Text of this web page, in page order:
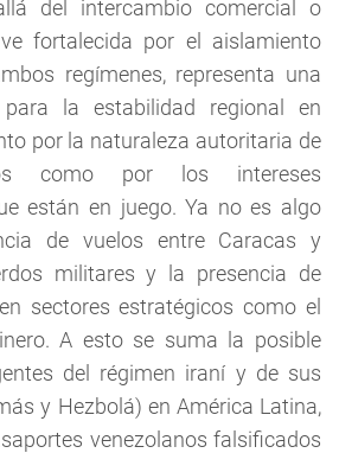
del intercambio comercial o
fortalecida por el aislamiento
regímenes, representa una
la estabilidad regional en
por la naturaleza autoritaria de
como por los intereses
están en juego. Ya no es algo
de vuelos entre Caracas y
militares y la presencia de
sectores estratégicos como el
A esto se suma la posible
del régimen iraní y de sus
y Hezbolá) en América Latina,
venezolanos falsificados